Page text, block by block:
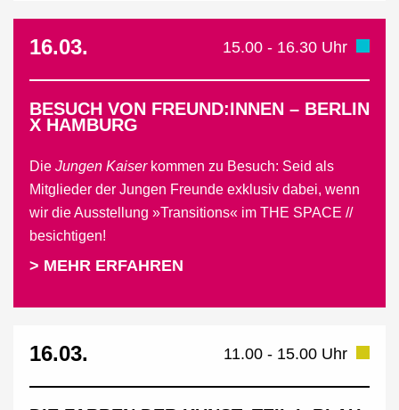
16.03. 15.00 - 16.30 Uhr
BESUCH VON FREUND:INNEN – BERLIN
X HAMBURG
Die Jungen Kaiserkommen zu Besuch: Seid als
Mitglieder der Jungen Freunde exklusiv dabei, wenn
wir die Ausstellung »Transitions« im THE SPACE //
besichtigen!
> MEHR ERFAHREN
16.03. 11.00 - 15.00 Uhr